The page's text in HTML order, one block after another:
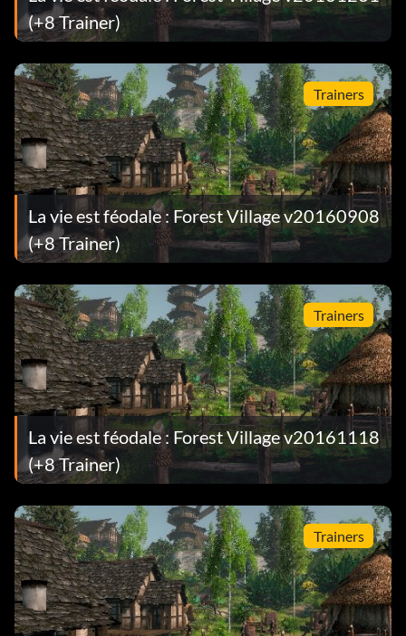
(+8 Trainer)
Trainers
La vie est féodale : Forest Village v20160908
(+8 Trainer)
Trainers
La vie est féodale : Forest Village v20161118
(+8 Trainer)
Trainers